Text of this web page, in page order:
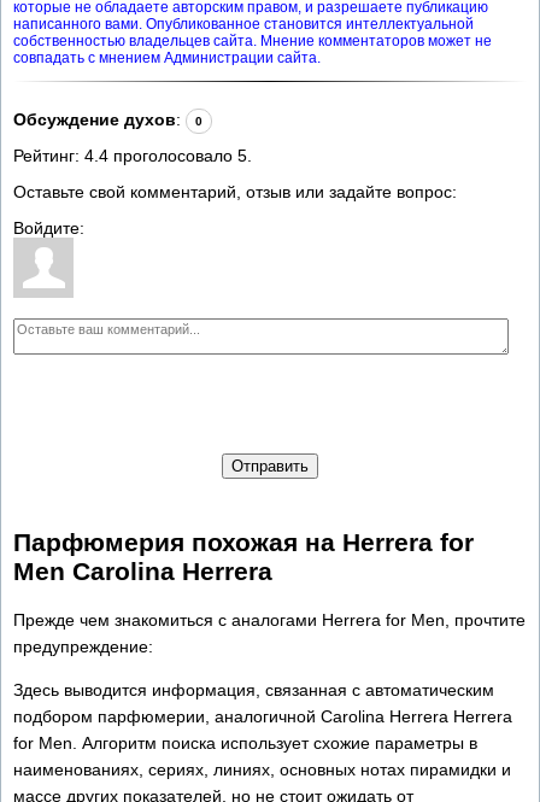
которые не обладаете авторским правом, и разрешаете публикацию
написанного вами. Опубликованное становится интеллектуальной
собственностью владельцев сайта. Мнение комментаторов может не
совпадать с мнением Администрации сайта.
Обсуждение духов: 0
Рейтинг: 4.4 проголосовало 5
Оставьте свой комментарий, отзыв или задайте вопрос:
Войдите:
Отправить
Парфюмерия похожая на Herrera for
Men Carolina Herrera
Прежде чем знакомиться с аналогами Herrera for Men, прочтите
предупреждение:
Здесь выводится информация, связанная с автоматическим
подбором парфюмерии, аналогичной Carolina Herrera Herrera
for Men. Алгоритм поиска использует схожие параметры в
наименованиях, сериях, линиях, основных нотах пирамидки и
массе других показателей, но не стоит ожидать от